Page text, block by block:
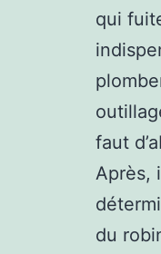
qui
faut
Après,
du